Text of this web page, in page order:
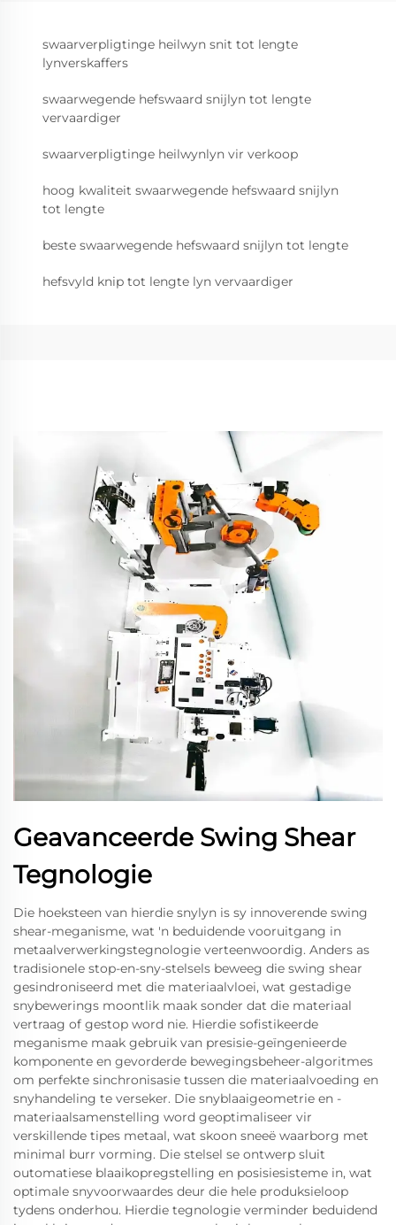
swaarverpligtinge heilwyn snit tot lengte
lynverskaffers
swaarwegende hefswaard snijlyn tot lengte
vervaardiger
swaarverpligtinge heilwynlyn vir verkoop
hoog kwaliteit swaarwegende hefswaard snijlyn
tot lengte
beste swaarwegende hefswaard snijlyn tot lengte
hefsvyld knip tot lengte lyn vervaardiger
Geavanceerde Swing Shear
Tegnologie
Die hoeksteen van hierdie snylyn is sy innoverende swing
shear-meganisme, wat 'n beduidende vooruitgang in
metaalverwerkingstegnologie verteenwoordig. Anders as
tradisionele stop-en-sny-stelsels beweeg die swing shear
gesindroniseerd met die materiaalvloei, wat gestadige
snybewerings moontlik maak sonder dat die materiaal
vertraag of gestop word nie. Hierdie sofistikeerde
meganisme maak gebruik van presisie-geïngenieerde
komponente en gevorderde bewegingsbeheer-algoritmes
om perfekte sinchronisasie tussen die materiaalvoeding en
snyhandeling te verseker. Die snyblaaigeometrie en -
materiaalsamenstelling word geoptimaliseer vir
verskillende tipes metaal, wat skoon sneeë waarborg met
minimal burr vorming. Die stelsel se ontwerp sluit
outomatiese blaaikopregstelling en posisiesisteme in, wat
optimale snyvoorwaardes deur die hele produksieloop
tydens onderhou. Hierdie tegnologie verminder beduidend